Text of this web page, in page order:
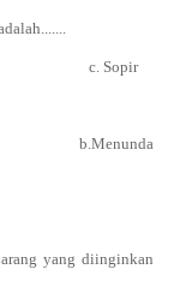
c. Sopir
b.Menunda
yang diinginkan